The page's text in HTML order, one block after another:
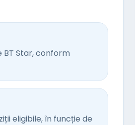
Star, conform
eligibile, în funcție de